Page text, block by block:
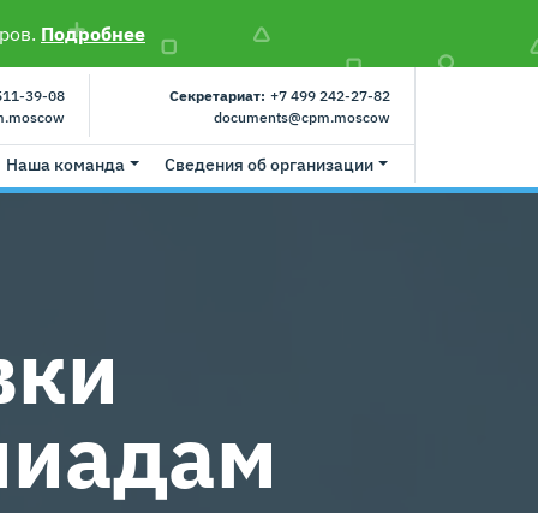
Подробнее
39-08
Секретариат: +7 499 242-27-82
documents@cpm.moscow
Наша команда Сведения об организации